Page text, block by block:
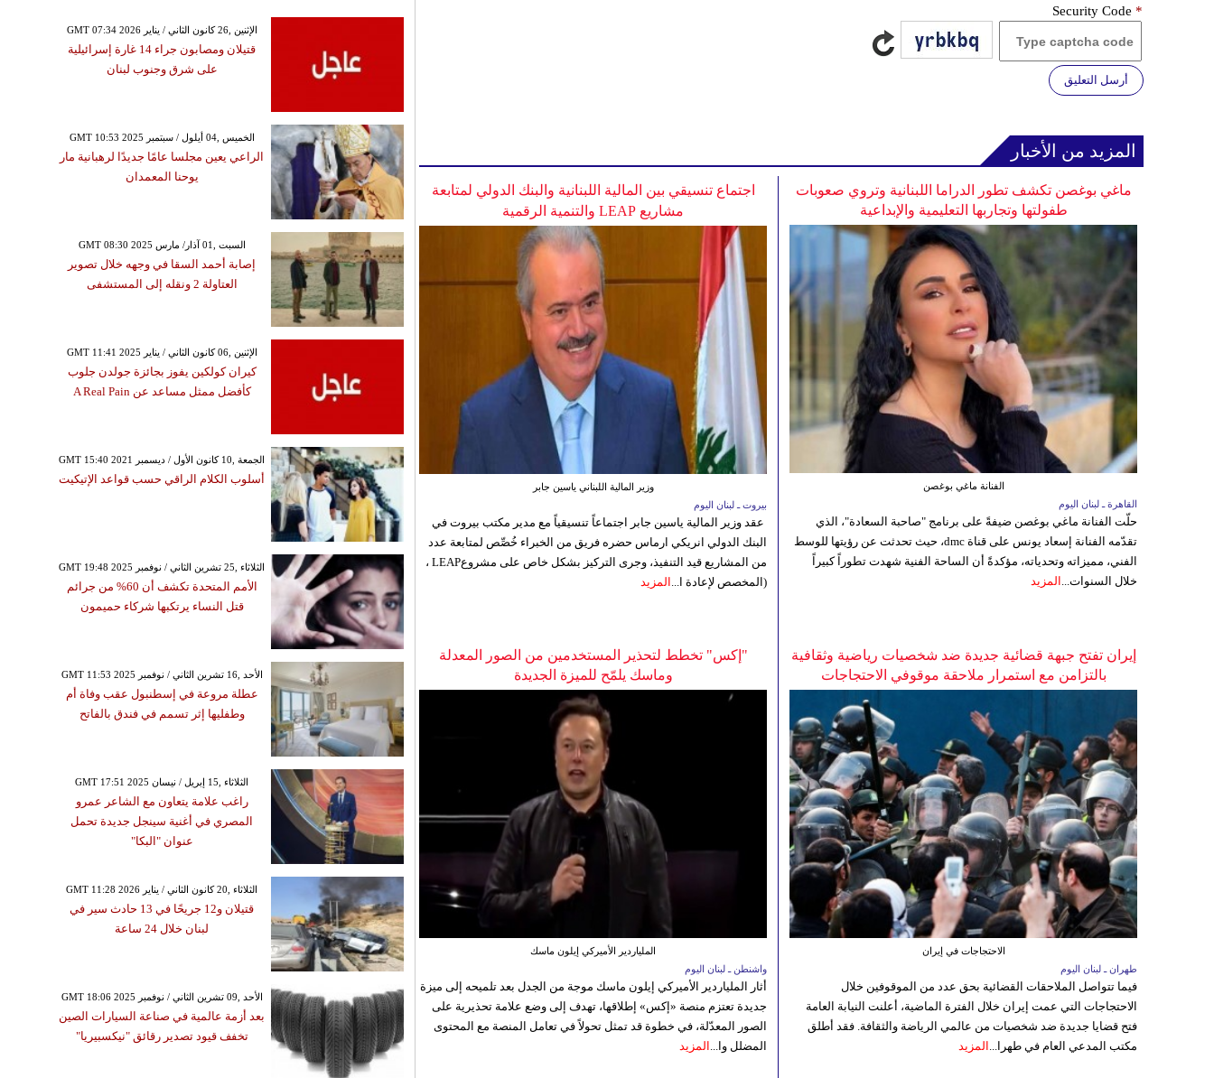
Security Code *
أرسل التعليق
المزيد من الأخبار
اجتماع تنسيقي بين المالية اللبنانية والبنك الدولي لمتابعة
مشاريع LEAP والتنمية الرقمية
وزير المالية اللبناني ياسين جابر
بيروت ـ لبنان اليوم
عقد وزير المالية ياسين جابر اجتماعاً تنسيقياً مع مدير مكتب بيروت في
البنك الدولي انريكي ارماس حضره فريق من الخبراء خُصِّص لمتابعة عدد
من المشاريع قيد التنفيذ، وجرى التركيز بشكل خاص على مشروعLEAP ،
(المخصص لإعادة ا... المزيد
ماغي بوغصن تكشف تطور الدراما اللبنانية وتروي صعوبات
طفولتها وتجاربها التعليمية والإبداعية
الفنانة ماغي بوغصن
القاهرة ـ لبنان اليوم
حلّت الفنانة ماغي بوغصن ضيفةً على برنامج "صاحبة السعادة"، الذي
تقدّمه الفنانة إسعاد يونس على قناة dmc، حيث تحدثت عن رؤيتها للوسط
الفني، مميزاته وتحدياته، مؤكدةً أن الساحة الفنية شهدت تطوراً كبيراً
خلال السنوات... المزيد
"إكس" تخطط لتحذير المستخدمين من الصور المعدلة
وماسك يلمّح للميزة الجديدة
الملياردير الأميركي إيلون ماسك
واشنطن ـ لبنان اليوم
أثار الملياردير الأميركي إيلون ماسك موجة من الجدل بعد تلميحه إلى ميزة
جديدة تعتزم منصة «إكس» إطلاقها، تهدف إلى وضع علامة تحذيرية على
الصور المعدّلة، في خطوة قد تمثل تحولاً في تعامل المنصة مع المحتوى
المضلل وا... المزيد
إيران تفتح جبهة قضائية جديدة ضد شخصيات رياضية وثقافية
بالتزامن مع استمرار ملاحقة موقوفي الاحتجاجات
الاحتجاجات في إيران
طهران ـ لبنان اليوم
فيما تتواصل الملاحقات القضائية بحق عدد من الموقوفين خلال
الاحتجاجات التي عمت إيران خلال الفترة الماضية، أعلنت النيابة العامة
فتح قضايا جديدة ضد شخصيات من عالمي الرياضة والثقافة. فقد أطلق
مكتب المدعي العام في طهرا... المزيد
GMT 07:34 2026 الإثنين ,26 كانون الثاني / يناير
قتيلان ومصابون جراء 14 غارة إسرائيلية
على شرق وجنوب لبنان
GMT 10:53 2025 الخميس ,04 أيلول / سبتمبر
الراعي يعين مجلسا عامًا جديدًا لرهبانية مار
يوحنا المعمدان
GMT 08:30 2025 السبت ,01 آذار/ مارس
إصابة أحمد السقا في وجهه خلال تصوير
العتاولة 2 ونقله إلى المستشفى
GMT 11:41 2025 الإثنين ,06 كانون الثاني / يناير
كيران كولكين يفوز بجائزة جولدن جلوب
كأفضل ممثل مساعد عن A Real Pain
GMT 15:40 2021 الجمعة ,10 كانون الأول / ديسمبر
أسلوب الكلام الراقي حسب قواعد الإتيكيت
GMT 19:48 2025 الثلاثاء ,25 تشرين الثاني / نوفمبر
الأمم المتحدة تكشف أن 60% من جرائم
قتل النساء يرتكبها شركاء حميمون
GMT 11:53 2025 الأحد ,16 تشرين الثاني / نوفمبر
عطلة مروعة في إسطنبول عقب وفاة أم
وطفليها إثر تسمم في فندق بالفاتح
GMT 17:51 2025 الثلاثاء ,15 إبريل / نيسان
راغب علامة يتعاون مع الشاعر عمرو
المصري في أغنية سينجل جديدة تحمل
عنوان "البكا"
GMT 11:28 2026 الثلاثاء ,20 كانون الثاني / يناير
قتيلان و12 جريحًا في 13 حادث سير في
لبنان خلال 24 ساعة
GMT 18:06 2025 الأحد ,09 تشرين الثاني / نوفمبر
بعد أزمة عالمية في صناعة السيارات الصين
تخفف قيود تصدير رقائق "نيكسبيريا"